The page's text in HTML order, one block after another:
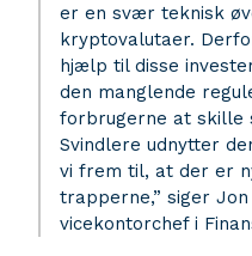
er en svær teknisk
kryptovalutaer.
hjælp til disse
den manglende
forbrugerne at skille
Svindlere udnytter
vi frem til, at der er
trapperne,” siger Jon
vicekontorchef i